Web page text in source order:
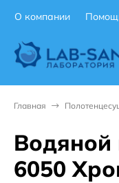
О компании
Главная
Водяной
6050